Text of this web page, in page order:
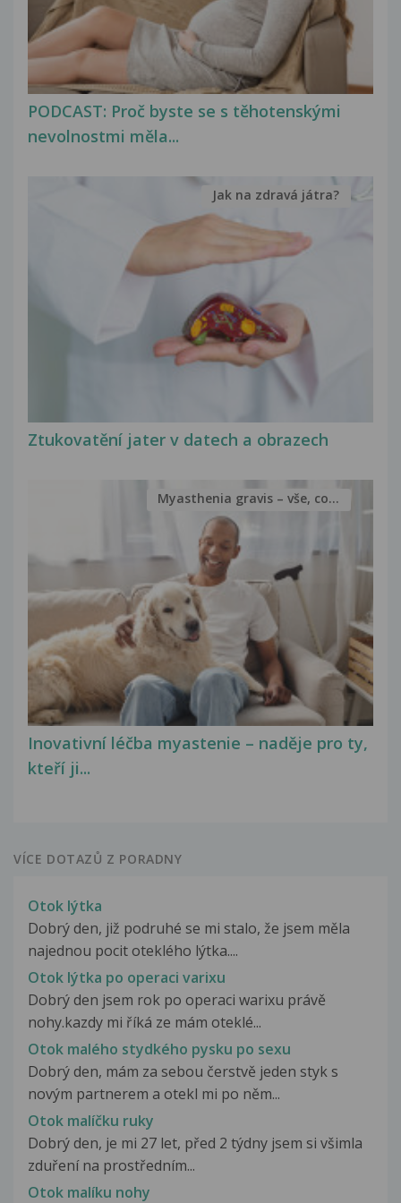
PODCAST: Proč byste se s těhotenskými
nevolnostmi měla...
Ztukovatění jater v datech a obrazech
Jak na zdravá játra?
Inovativní léčba myastenie – naděje pro ty,
kteří ji...
Myasthenia gravis – vše, co...
VÍCE DOTAZŮ Z PORADNY
Otok lýtka
Dobrý den, již podruhé se mi stalo, že jsem měla
najednou pocit oteklého lýtka....
Otok lýtka po operaci varixu
Dobrý den jsem rok po operaci warixu právě
nohy.kazdy mi říká ze mám oteklé...
Otok malého stydkého pysku po sexu
Dobrý den, mám za sebou čerstvě jeden styk s
novým partnerem a otekl mi po něm...
Otok malíčku ruky
Dobrý den, je mi 27 let, před 2 týdny jsem si všimla
zduření na prostředním...
Otok malíku nohy